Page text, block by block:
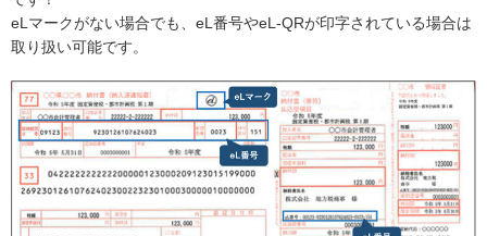
eLマークがない場合でも、eL番号やeL-QRが印字されている場合は
取り扱い可能です。